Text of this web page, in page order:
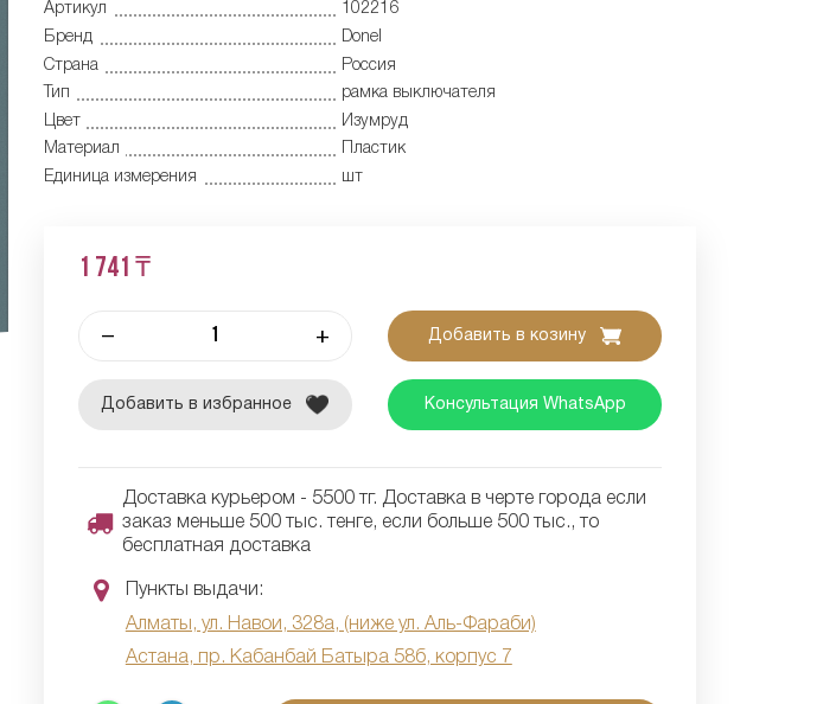
Артикул
102216
Бренд
Donel
Страна
Россия
Тип
рамка выключателя
Цвет
Изумруд
Материал
Пластик
Единица измерения
шт
1 741 ₸
– + Добавить в козину
Добавить в избранное Консультация WhatsApp
Доставка курьером - 5500 тг. Доставка в черте города если
заказ меньше 500 тыс. тенге, если больше 500 тыс., то
бесплатная доставка
Пункты выдачи:
Алматы, ул. Навои, 328а, (ниже ул. Аль-Фараби)
Астана, пр. Кабанбай Батыра 58б, корпус 7